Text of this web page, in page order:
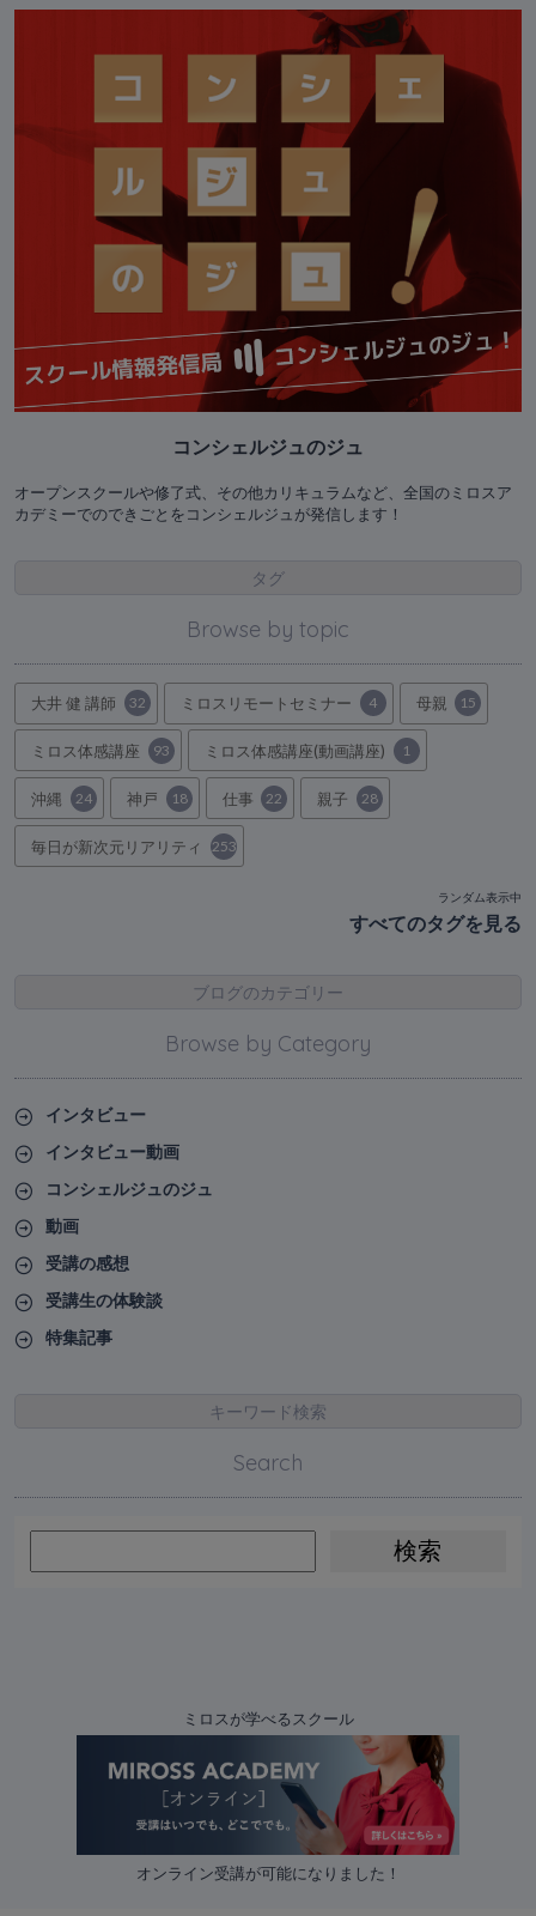
コンシェルジュのジュ
オープンスクールや修了式、その他カリキュラムなど、全国のミロスア
カデミーでのできごとをコンシェルジュが発信します！
タグ
Browse by topic
大井 健 講師 32 ミロスリモートセミナー 4 母親 15
ミロス体感講座 93 ミロス体感講座(動画講座) 1
沖縄 24 神戸 18 仕事 22 親子 28
毎日が新次元リアリティ 253
ランダム表示中
すべてのタグを見る
ブログのカテゴリー
Browse by Category
インタビュー
インタビュー動画
コンシェルジュのジュ
動画
受講の感想
受講生の体験談
特集記事
キーワード検索
Search
ミロスが学べるスクール
オンライン受講が可能になりました！